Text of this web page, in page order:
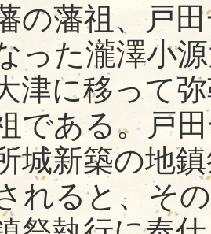
藩祖、戸田
った瀧澤小
津に移って
である。戸
城新築の地
れると、そ